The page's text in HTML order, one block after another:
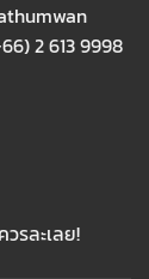
2 613 9998
รละเลย!